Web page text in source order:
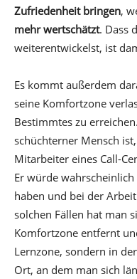
Zufriedenheit bringen,
mehr wertschätzt. Dass
weiterentwickelst, ist
Es kommt außerdem
seine Komfortzone
Bestimmtes zu
schüchterner Mensch
Mitarbeiter eines Call-
Er würde
haben und bei der
solchen Fällen hat man
Komfortzone entfernt
Lernzone, sondern in
Ort, an dem man sich